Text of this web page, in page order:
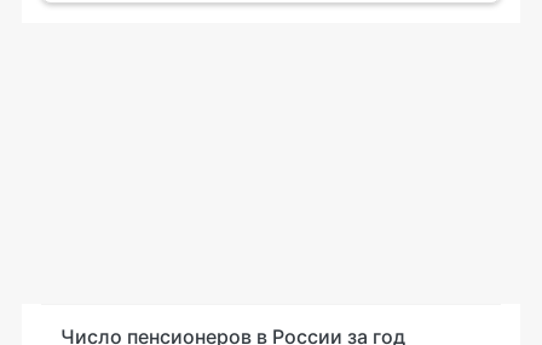
Число пенсионеров в России за год